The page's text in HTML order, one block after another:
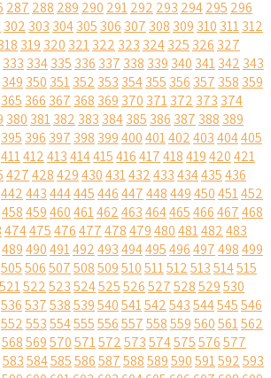
287 288 289 290 291292 293 294295 296
302 303 304305 306 307 308 309 310 311312
319 320 321322 323 324325 326 327
333 334335 336 337 338 339 340 341342 343
349 350 351352 353 354355 356 357 358 359
365 366 367 368 369 370 371372 373 374
380 381382 383 384385 386 387 388 389
395 396 397 398 399400401402403404405
411412413414415416417418419420421
427428429430431432433434435436
442443444445446447448449450451452
458459460461462463464465466467468
474475476477478479480481482483
489490491492493494495496497498499
505506507508509510511512513514515
521522523524525526527528529530
536537538539540541542543544545546
552553554555556557558559560561562
568569570571572573574575576577
583584585586587588589590591592593